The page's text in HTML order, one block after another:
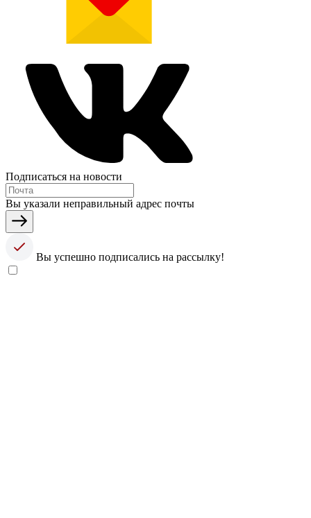
Подписаться на новости
Вы указали неправильный адрес почты
Вы успешно подписались на рассылку!